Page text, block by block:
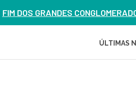
FIM DOS GRANDES
ÚLTIMAS